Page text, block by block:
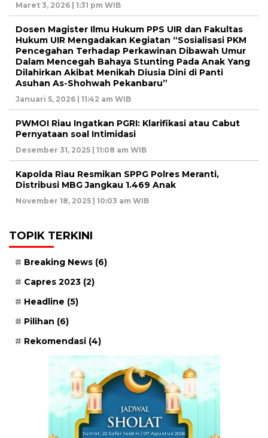
Maret 3, 2026 | 1:31 pm WIB
Dosen Magister Ilmu Hukum PPS UIR dan Fakultas
Hukum UIR Mengadakan Kegiatan “Sosialisasi PKM
Pencegahan Terhadap Perkawinan Dibawah Umur
Dalam Mencegah Bahaya Stunting Pada Anak Yang
Dilahirkan Akibat Menikah Diusia Dini di Panti
Asuhan As-Shohwah Pekanbaru”
Januari 5, 2026 | 11:42 am WIB
PWMOI Riau Ingatkan PGRI: Klarifikasi atau Cabut
Pernyataan soal Intimidasi
Desember 31, 2025 | 11:08 am WIB
Kapolda Riau Resmikan SPPG Polres Meranti,
Distribusi MBG Jangkau 1.469 Anak
November 18, 2025 | 10:03 am WIB
TOPIK TERKINI
Breaking News (6)
Capres 2023 (2)
Headline (5)
Pilihan (6)
Rekomendasi (4)
Jum'at, 22 Safar 1448 H / 07 Agustus 2026